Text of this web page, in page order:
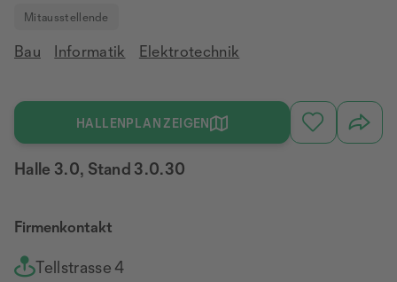
Mitausstellende
Bau Informatik Elektrotechnik
HALLENPLAN ZEIGEN
Halle 3.0, Stand 3.0.30
Firmenkontakt
Tellstrasse 4